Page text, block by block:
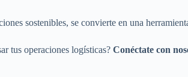
sostenibles, se convierte en una
tus operaciones logísticas? Conéctate con